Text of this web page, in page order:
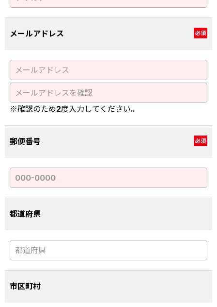
メールアドレス 必須
※確認のため2度入力してください。
郵便番号 必須
都道府県
市区町村